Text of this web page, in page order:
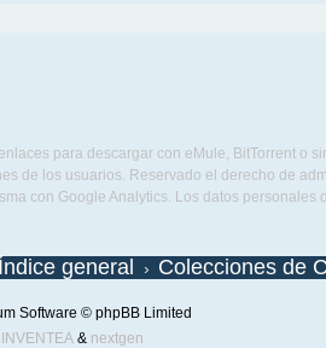
para descargar con eMule, BitTorrent o
de los usuarios. Reservado el derecho de
con Google Analytics. Los datos
Índice general Colecciones de
Software © phpBB Limited
INVENTEA& nextgen